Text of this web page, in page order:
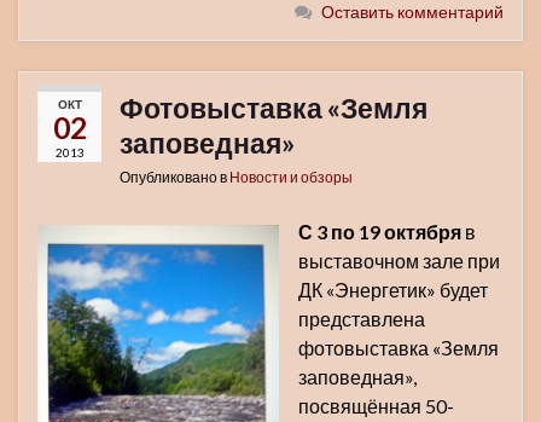
Оставить комментарий
ОКТ
02
2013
Фотовыставка «Земля
заповедная»
Опубликовано в Новости и обзоры
С 3 по 19 октября в
выставочном зале при
ДК «Энергетик» будет
представлена
фотовыставка «Земля
заповедная»,
посвящённая 50-